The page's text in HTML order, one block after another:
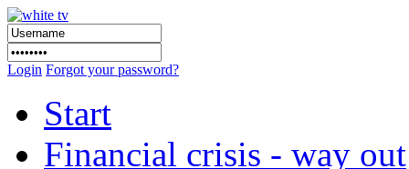
Login Forgot your password?
Start
Financial crisis - way out